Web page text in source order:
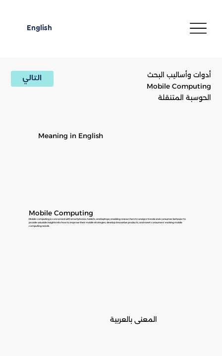
English
التالي
Mobile Computing
الحوسبة المتنقلة
أدوات وأساليب البحث
Meaning in English
Mobile Computing
Mobile computing is concerned with smartphones, tablets, and laptops, enabling researchers to analyze trends and consumer behavior to
provide valuable insights into how to improve their mobile strategies, develop innovative products, and meet consumers' evolving mobile
computing needs.
المعنى بالعربية